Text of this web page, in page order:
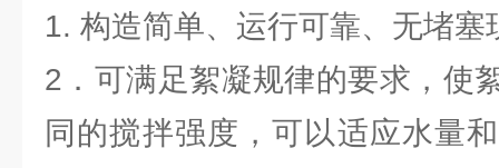
1. 构造简单、运行可靠、无堵塞
2．可满足絮凝规律的要求，使
同的搅拌强度，可以适应水量